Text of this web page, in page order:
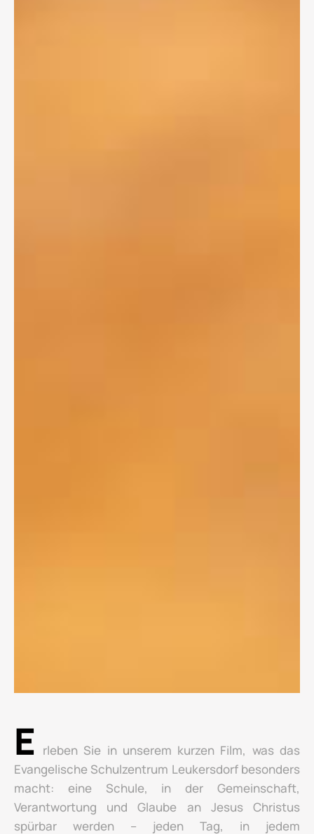
E
rleben Sie in unserem kurzen Film, was das
Evangelische Schulzentrum Leukersdorf besonders
macht: eine Schule, in der Gemeinschaft,
Verantwortung und Glaube an Jesus Christus
spürbar werden – jeden Tag, in jedem